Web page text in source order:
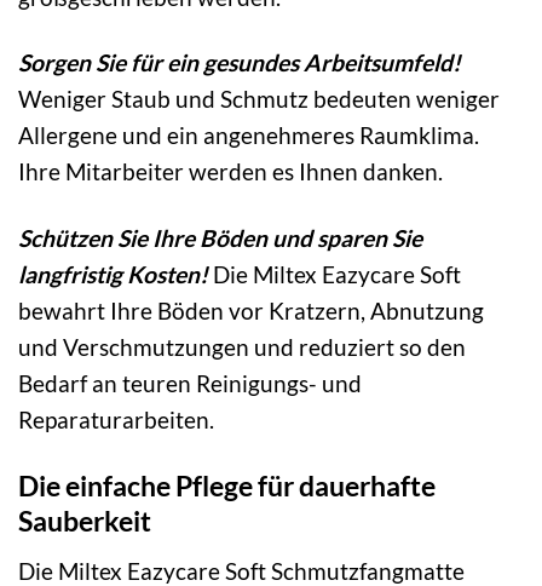
Sorgen Sie für ein gesundes Arbeitsumfeld!
Weniger Staub und Schmutz bedeuten weniger
Allergene und ein angenehmeres Raumklima.
Ihre Mitarbeiter werden es Ihnen danken.
Schützen Sie Ihre Böden und sparen Sie
langfristig Kosten!Die Miltex Eazycare Soft
bewahrt Ihre Böden vor Kratzern, Abnutzung
und Verschmutzungen und reduziert so den
Bedarf an teuren Reinigungs- und
Reparaturarbeiten.
Die einfache Pflege für dauerhafte
Sauberkeit
Die Miltex Eazycare Soft Schmutzfangmatte